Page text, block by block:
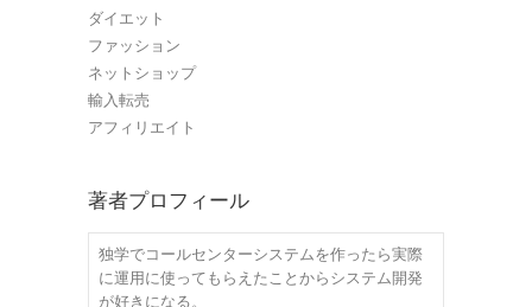
ダイエット
ファッション
ネットショップ
輸入転売
アフィリエイト
著者プロフィール
独学でコールセンターシステムを作ったら実際
に運用に使ってもらえたことからシステム開発
が好きになる。